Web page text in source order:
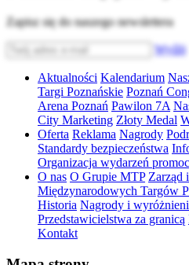
Zapisz się do naszego newslettera
Wyślij
Aktualności Kalendarium
Targi Poznańskie Poznań
Arena Poznań Pawilon 7A
City Marketing Złoty Medal
Oferta Reklama Nagrody
Standardy bezpieczeństwa
Organizacja wydarzeń
O nas O Grupie MTP Zarząd
Międzynarodowych Targów
Historia Nagrody i
Przedstawicielstwa za granicą
Kontakt